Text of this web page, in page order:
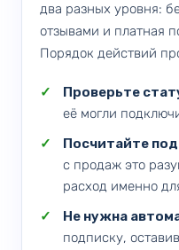
два разных уровня:
отзывами и платная
Порядок действий
Проверьте
её могли
Посчитайте
с продаж это
расход именно
Не нужна
подписку,